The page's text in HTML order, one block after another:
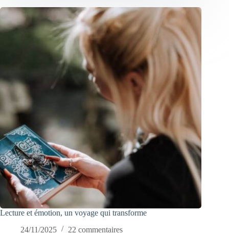
Lecture et émotion, un voyage qui transforme
24/11/2025
22 commentaires